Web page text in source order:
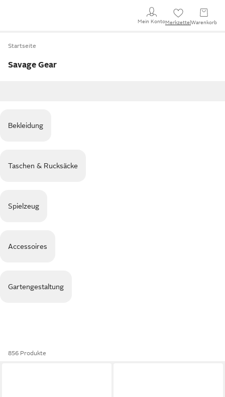
Mein KontoMerkzettel Warenkorb
Startseite
Savage Gear
Bekleidung
Taschen & Rucksäcke
Spielzeug
Accessoires
Gartengestaltung
856 Produkte